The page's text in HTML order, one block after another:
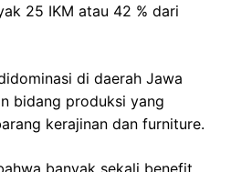
25 IKM atau 42 % dari
di daerah Jawa
bidang produksi yang
kerajinan dan furniture.
banyak sekali benefit